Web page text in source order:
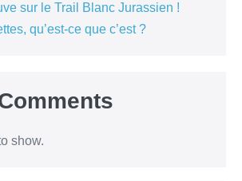
sur le Trail Blanc Jurassien !
qu’est-ce que c’est ?
show.